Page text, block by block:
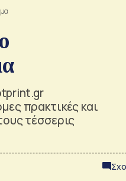
πρακτικές και
τέσσερις